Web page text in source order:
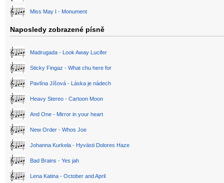
Miss May I - Monument
Naposledy zobrazené písně
Madrugada - Look Away Lucifer
Sticky Fingaz - What chu here for
Pavlína Jíšová - Láska je nádech
Heavy Stereo - Cartoon Moon
And One - Mirror in your heart
New Order - Whos Joe
Johanna Kurkela - Hyvästi Dolores Haze
Bad Brains - Yes jah
Lena Katina - October and April